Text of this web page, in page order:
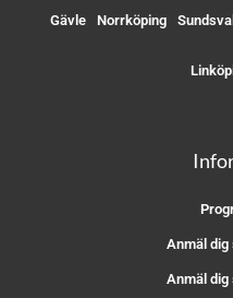
Gävle Norrköping Sundsvall
Anmäl dig
Anmäl